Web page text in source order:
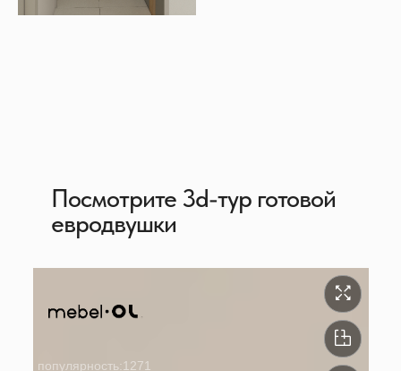
Посмотрите 3d-тур готовой
евродвушки